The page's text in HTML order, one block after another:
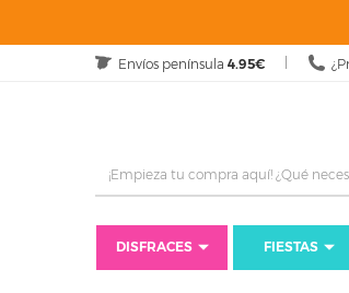
Envíos península 4.95€
DISFRACES FIESTAS